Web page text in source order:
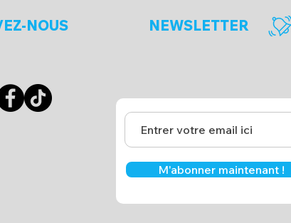
NOUS NEWSLETTER
M'abonner maintenant !